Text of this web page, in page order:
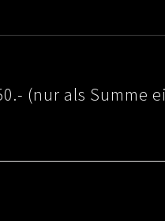
(nur als Summe